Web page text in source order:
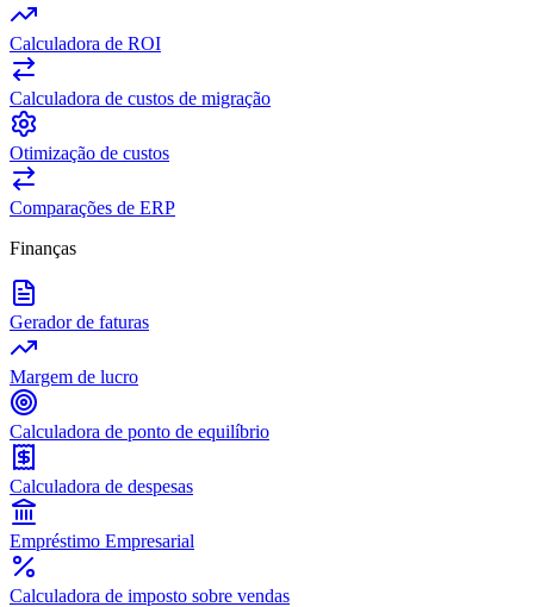
Calculadora de ROI
Calculadora de custos de migração
Otimização de custos
Comparações de ERP
Finanças
Gerador de faturas
Margem de lucro
Calculadora de ponto de equilíbrio
Calculadora de despesas
Empréstimo Empresarial
Calculadora de imposto sobre vendas